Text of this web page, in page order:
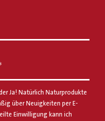
Ja! Natürlich Naturprodukte
über Neuigkeiten per E-
Einwilligung kann ich